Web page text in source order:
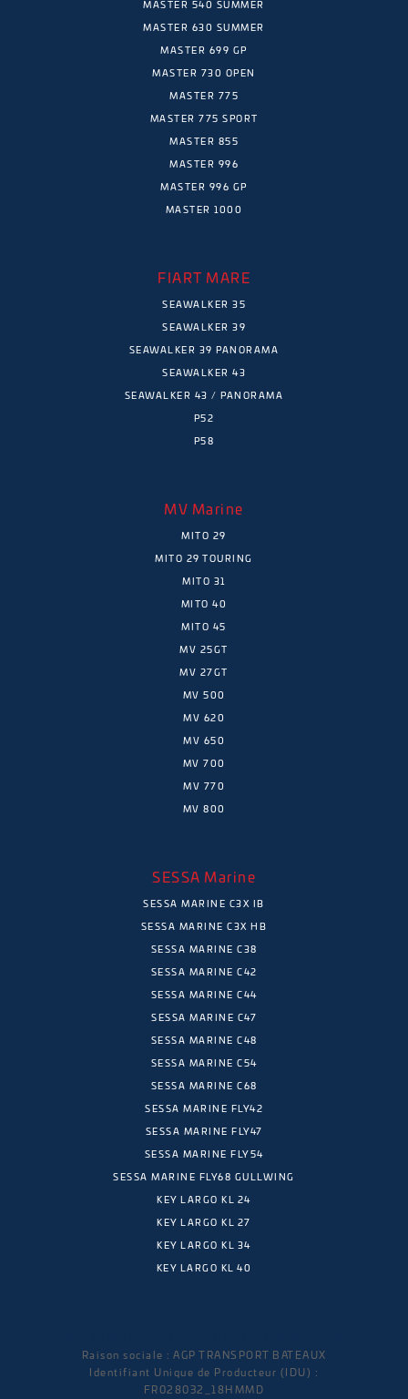
MASTER 540 SUMMER
MASTER 630 SUMMER
MASTER 699 GP
MASTER 730 OPEN
MASTER 775
MASTER 775 SPORT
MASTER 855
MASTER 996
MASTER 996 GP
MASTER 1000
FIART MARE
SEAWALKER 35
SEAWALKER 39
SEAWALKER 39 PANORAMA
SEAWALKER 43
SEAWALKER 43 / PANORAMA
P52
P58
MV Marine
MITO 29
MITO 29 TOURING
MITO 31
MITO 40
MITO 45
MV 25GT
MV 27GT
MV 500
MV 620
MV 650
MV 700
MV 770
MV 800
SESSA Marine
SESSA MARINE C3X IB
SESSA MARINE C3X HB
SESSA MARINE C38
SESSA MARINE C42
SESSA MARINE C44
SESSA MARINE C47
SESSA MARINE C48
SESSA MARINE C54
SESSA MARINE C68
SESSA MARINE FLY42
SESSA MARINE FLY47
SESSA MARINE FLY54
SESSA MARINE FLY68 GULLWING
KEY LARGO KL 24
KEY LARGO KL 27
KEY LARGO KL 34
KEY LARGO KL 40
Raison sociale : AGP TRANSPORT BATEAUX
Identifiant Unique de Producteur (IDU) :
FR028032_18HMMD